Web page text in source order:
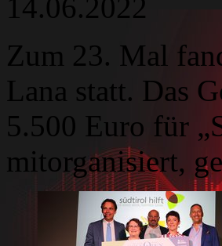
14.06.2022
Zum 23. Mal
Lana statt. Das
5.500 Euro für
mitorganisiert,